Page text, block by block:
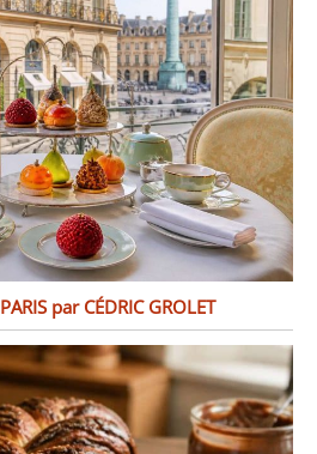
par CÉDRIC GROLET